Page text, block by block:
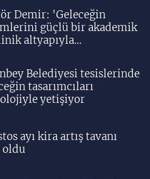
Demir: 'Geleceğin
güçlü bir akademik
altyapıyla
Belediyesi tesislerinde
tasarımcıları
yetişiyor
ayı kira artış tavanı